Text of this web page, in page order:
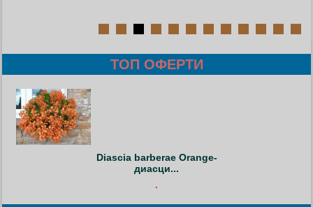
ТОП ОФЕРТИ
Diascia barberae Orange-
диасци...
.